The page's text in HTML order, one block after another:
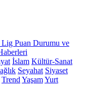
Lig Puan Durumu ve
İslam Kültür-Sanat
Seyahat Siyaset
Trend YaşamYurt